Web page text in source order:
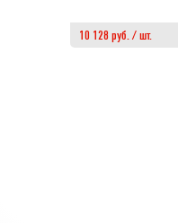
10 128 руб. / шт.